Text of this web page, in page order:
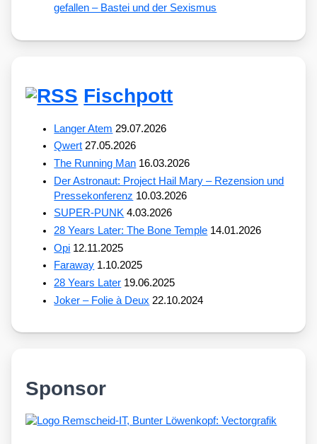
gefallen – Bastei und der Sexismus
Fischpott
Langer Atem 29.07.2026
Qwert 27.05.2026
The Running Man 16.03.2026
Der Astronaut: Project Hail Mary – Rezension und
Pressekonferenz 10.03.2026
SUPER-PUNK 4.03.2026
28 Years Later: The Bone Temple 14.01.2026
Opi 12.11.2025
Faraway 1.10.2025
28 Years Later 19.06.2025
Joker – Folie à Deux 22.10.2024
Sponsor